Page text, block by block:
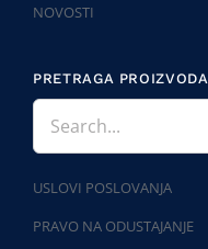
NOVOSTI
PRETRAGA PROIZVODA
USLOVI POSLOVANJA
PRAVO NA ODUSTAJANJE